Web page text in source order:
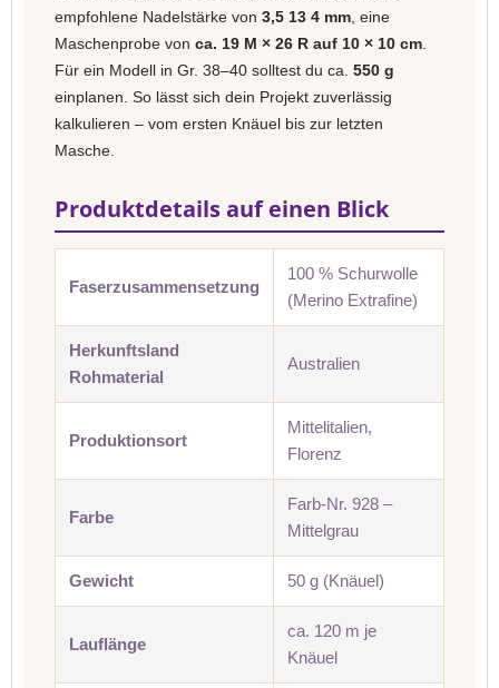
empfohlene Nadelstärke von 3,5 13 4 mm , eine
Maschenprobe von ca. 19 M × 26 R auf 10 × 10 cm
Für ein Modell in Gr. 38–40 solltest du ca. 550 g
einplanen. So lässt sich dein Projekt zuverlässig
kalkulieren – vom ersten Knäuel bis zur letzten
Masche.
Produktdetails auf einen Blick
Faserzusammensetzung
100 % Schurwolle
(Merino Extrafine)
Herkunftsland
Rohmaterial
Australien
Produktionsort
Mittelitalien,
Florenz
Farbe
Farb-Nr. 928 –
Mittelgrau
Gewicht 50 g (Knäuel)
Lauflänge
ca. 120 m je
Knäuel